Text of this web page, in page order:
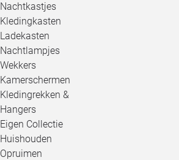
Nachtkastjes
Kledingkasten
Ladekasten
Nachtlampjes
Wekkers
Kamerschermen
Kledingrekken &
Hangers
Eigen Collectie
Huishouden
Opruimen